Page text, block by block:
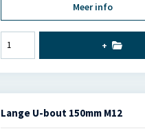
Meer info
+
Lange U-bout 150mm M12